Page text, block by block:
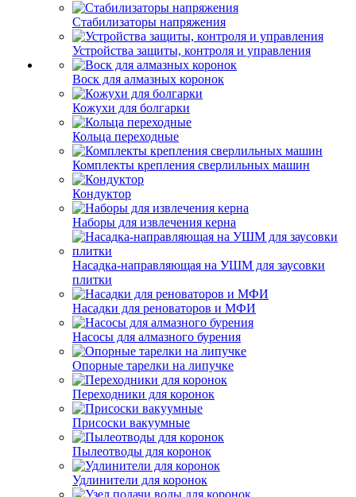
Стабилизаторы напряжения
Устройства защиты, контроля и управления
Воск для алмазных коронок
Кожухи для болгарки
Кольца переходные
Комплекты крепления сверлильных машин
Кондуктор
Наборы для извлечения керна
Насадка-направляющая на УШМ для заусовки
плитки
Насадки для реноваторов и МФИ
Насосы для алмазного бурения
Опорные тарелки на липучке
Переходники для коронок
Присоски вакуумные
Пылеотводы для коронок
Удлинители для коронок